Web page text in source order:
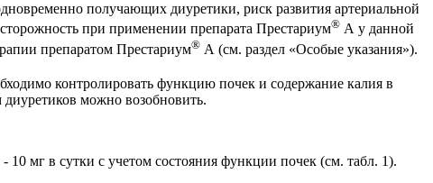
получающих диуретики, риск развития артериальной
при применении препарата Престариум® А у данной
препаратом Престариум® А (см. раздел «Особые указания»).
контролировать функцию почек и содержание калия в
можно возобновить.
10 мг в сутки с учетом состояния функции почек (см. табл. 1).